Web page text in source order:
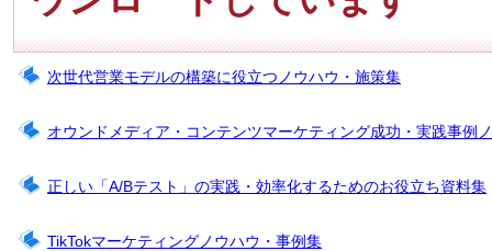
次世代営業モデルの構築に役立つノウハウ・施策集
オウンドメディア・コンテンツマーケティング成功・実践事例
正しい「A/Bテスト」の実践・効率化するためのお役立ち資料集
TikTokマーケティングノウハウ・事例集